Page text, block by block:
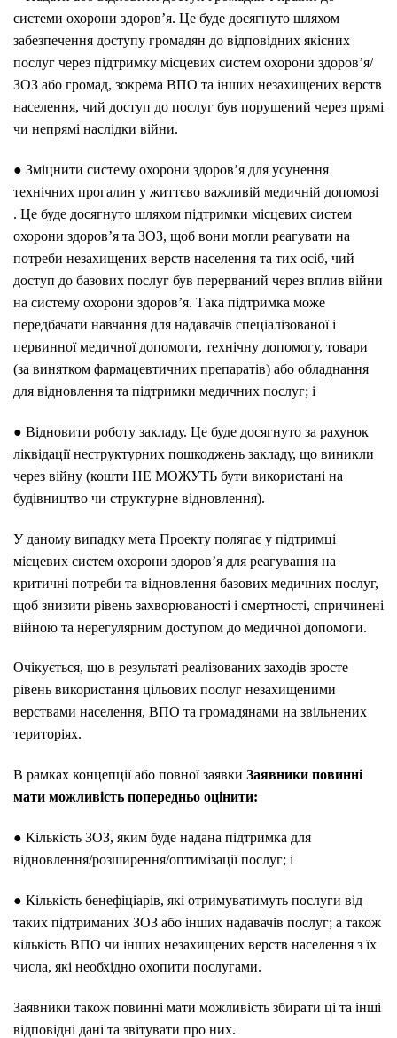
системи охорони здоров’я. Це буде досягнуто шляхом
забезпечення доступу громадян до відповідних якісних
послуг через підтримку місцевих систем охорони здоров’я/
ЗОЗ або громад, зокрема ВПО та інших незахищених верств
населення, чий доступ до послуг був порушений через прямі
чи непрямі наслідки війни.
● Зміцнити систему охорони здоров’я для усунення
технічних прогалин у життєво важливій медичній допомозі
. Це буде досягнуто шляхом підтримки місцевих систем
охорони здоров’я та ЗОЗ, щоб вони могли реагувати на
потреби незахищених верств населення та тих осіб, чий
доступ до базових послуг був перерваний через вплив війни
на систему охорони здоров’я. Така підтримка може
передбачати навчання для надавачів спеціалізованої і
первинної медичної допомоги, технічну допомогу, товари
(за винятком фармацевтичних препаратів) або обладнання
для відновлення та підтримки медичних послуг; і
● Відновити роботу закладу. Це буде досягнуто за рахунок
ліквідації неструктурних пошкоджень закладу, що виникли
через війну (кошти НЕ МОЖУТЬ бути використані на
будівництво чи структурне відновлення).
У даному випадку мета Проекту полягає у підтримці
місцевих систем охорони здоров’я для реагування на
критичні потреби та відновлення базових медичних послуг,
щоб знизити рівень захворюваності і смертності, спричинені
війною та нерегулярним доступом до медичної допомоги.
Очікується, що в результаті реалізованих заходів зросте
рівень використання цільових послуг незахищеними
верствами населення, ВПО та громадянами на звільнених
територіях.
В рамках концепції або повної заявки Заявники повинні
мати можливість попередньо оцінити:
● Кількість ЗОЗ, яким буде надана підтримка для
відновлення/розширення/оптимізації послуг; і
● Кількість бенефіціарів, які отримуватимуть послуги від
таких підтриманих ЗОЗ або інших надавачів послуг; а також
кількість ВПО чи інших незахищених верств населення з їх
числа, які необхідно охопити послугами.
Заявники також повинні мати можливість збирати ці та інші
відповідні дані та звітувати про них.